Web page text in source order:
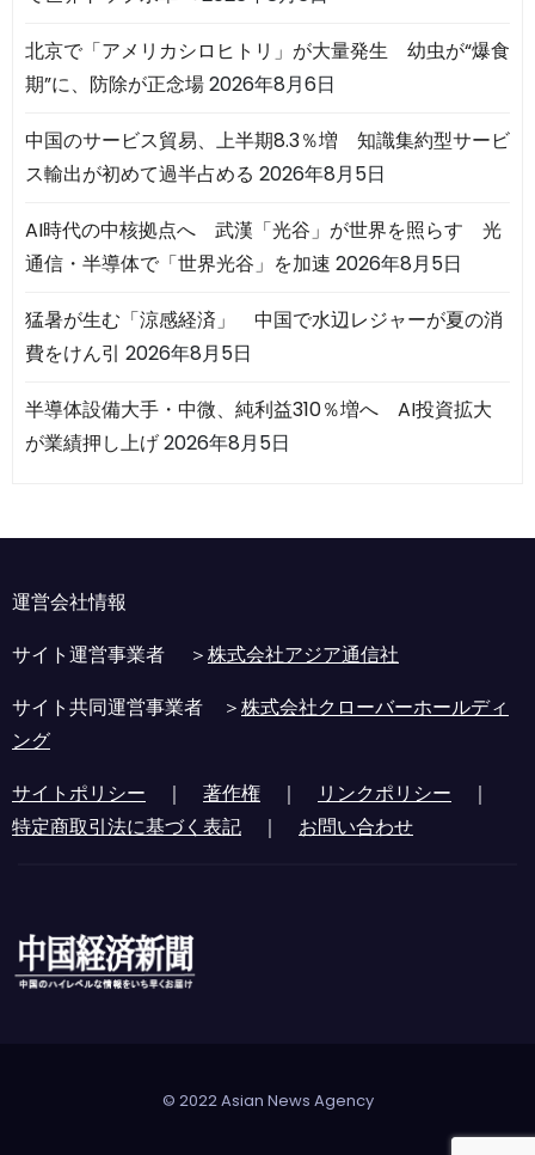
北京で「アメリカシロヒトリ」が大量発生 幼虫が“爆食
期”に、防除が正念場2026年8月6日
中国のサービス貿易、上半期8.3％増 知識集約型サービ
ス輸出が初めて過半占める 2026年8月5日
AI時代の中核拠点へ 武漢「光谷」が世界を照らす 光
通信・半導体で「世界光谷」を加速 2026年8月5日
猛暑が生む「涼感経済」 中国で水辺レジャーが夏の消
費をけん引 2026年8月5日
半導体設備大手・中微、純利益310％増へ AI投資拡大
が業績押し上げ2026年8月5日
運営会社情報
サイト運営事業者 ＞株式会社アジア通信社
サイト共同運営事業者 ＞株式会社クローバーホールディ
ング
サイトポリシー ｜ 著作権 ｜ リンクポリシー ｜
特定商取引法に基づく表記 ｜ お問い合わせ
© 2022 Asian News Agency